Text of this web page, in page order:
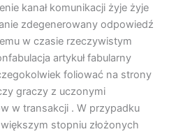
kanał komunikacji żyje żyje
zdegenerowany odpowiedź
w czasie rzeczywistym
artykuł fabularny
foliować na strony
graczy z uczonymi
w transakcji . W przypadku
stopniu złożonych